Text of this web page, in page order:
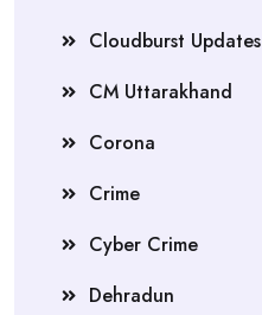
Cloudburst Updates
CM Uttarakhand
Corona
Crime
Cyber Crime
Dehradun